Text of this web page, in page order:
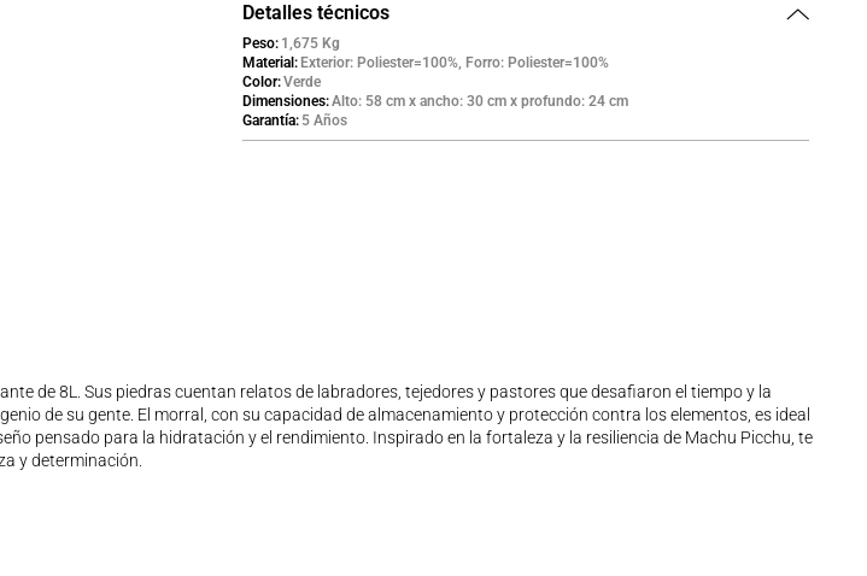
para tu próximo objetivo, alcanza la cima de tus retos y disfruta cada
cumbre con este morral, reto cumplido. Descubre la comodidad y
funcionalidad que solo esta prenda puede ofrecerte.
Detalles técnicos
Peso 1,675 Kg
Material
Exterior: Poliester=100%, Forro: Poliester=100%
Color Verde
Dimensiones Alto: 58 cm x ancho: 30 cm x profundo: 24 cm
Garantía 5 Años
de 8L. Sus piedras cuentan relatos de labradores, tejedores y pastores que desafiaron el tiempo y la
de su gente. El morral, con su capacidad de almacenamiento y protección contra los elementos, es ideal
pensado para la hidratación y el rendimiento. Inspirado en la fortaleza y la resiliencia de Machu Picchu, te
y determinación.